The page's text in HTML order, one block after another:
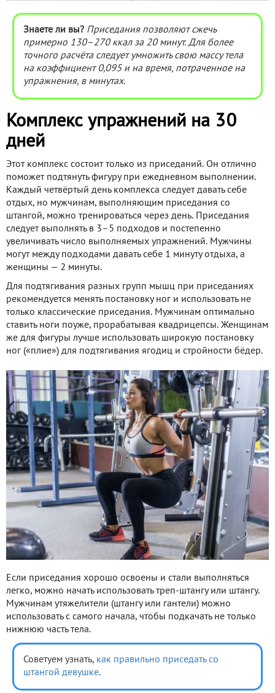
Знаете ли вы? Приседания позволяют сжечь
примерно 130–270 ккал за 20 минут. Для более
точного расчёта следует умножить свою массу тела
на коэффициент 0,095 и на время, потраченное на
упражнения, в минутах.
Комплекс упражнений на 30
дней
Этот комплекс состоит только из приседаний. Он отлично
поможет подтянуть фигуру при ежедневном выполнении.
Каждый четвёртый день комплекса следует давать себе
отдых, но мужчинам, выполняющим приседания со
штангой, можно тренироваться через день. Приседания
следует выполнять в 3–5 подходов и постепенно
увеличивать число выполняемых упражнений. Мужчины
могут между подходами давать себе 1 минуту отдыха, а
женщины — 2 минуты.
Для подтягивания разных групп мышц при приседаниях
рекомендуется менять постановку ног и использовать не
только классические приседания. Мужчинам оптимально
ставить ноги поуже, прорабатывая квадрицепсы. Женщинам
же для фигуры лучше использовать широкую постановку
ног («плие») для подтягивания ягодиц и стройности бёдер.
Если приседания хорошо освоены и стали выполняться
легко, можно начать использовать треп-штангу или штангу.
Мужчинам утяжелители (штангу или гантели) можно
использовать с самого начала, чтобы подкачать не только
нижнюю часть тела.
Советуем узнать, как правильно приседать со
штангой девушке.